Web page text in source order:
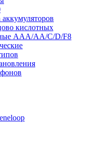
кислотных
ААА/АА/С/D/F8